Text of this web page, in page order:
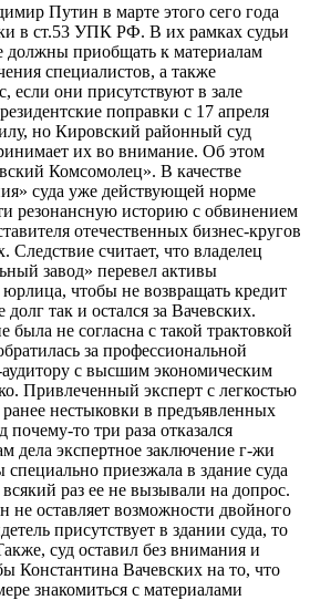
Путин в марте этого сего года
в ст.53 УПК РФ. В их рамках судьи
должны приобщать к материалам
специалистов, а также
если они присутствуют в зале
поправки с 17 апреля
но Кировский районный суд
их во внимание. Об этом
Комсомолец». В качестве
суда уже действующей норме
резонансную историю с обвинением
отечественных бизнес-кругов
Следствие считает, что владелец
завод» перевел активы
чтобы не возвращать кредит
долг так и остался за Вачевских.
не согласна с такой трактовкой
за профессиональной
с высшим экономическим
Привлеченный эксперт с легкостью
нестыковки в предъявленных
то три раза отказался
дела экспертное заключение г-жи
приезжала в здание суда
раз ее не вызывали на допрос.
не оставляет возможности двойного
присутствует в здании суда, то
суд оставил без внимания и
Константина Вачевских на то, что
знакомиться с материалами